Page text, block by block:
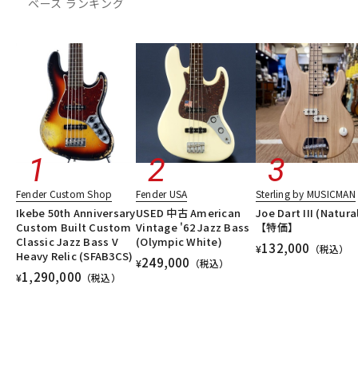
DTM オンライン納品
配信/ライブ機器 楽器アクセサリ
中古 ヴィンテージ
ベース ランキング
Fender Custom Shop
Ikebe 50th Anniversary
Custom Built Custom
Classic Jazz Bass V
Heavy Relic (SFAB3CS)
¥1,290,000 （税込）
Fender USA
USED 中古 American
Vintage '62 Jazz Bass
(Olympic White)
¥249,000 （税込）
Sterling by MUSICMAN
Joe Dart III
【特価】
¥132,000 （税込）